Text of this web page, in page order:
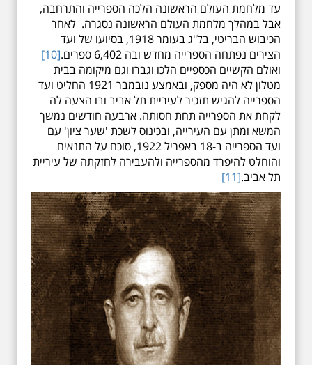
עד מלחמת העולם הראשונה הלכה הספרייה והתרחבה,
אבל במהלך מלחמת העולם הראשונה נסגרה. לאחר
הכיבוש הבריטי, בל"ג בעומר 1918, בסיועו של ועד
הצירים נפתחה הספרייה מחדש ובה 6,402 ספרים.
[10]
ואולם הקשיים הכספיים הלכו וגברו וגם מיקומה בבית
מטלון לא היה מספק, ובאמצע נובמבר 1921 החליט ועד
הספרייה להגיש תזכיר לעיריית תל אביב ובו הצעה לה
לקחת את הספרייה תחת חסותה. ארבעה חודשים נמשך
המשא ומתן עם העירייה, ובכינוס לשכת 'שער ציון' עם
ועד הספרייה ב-18 באפריל 1922, סוכם על התנאים
והוחלט להיפרד מהספרייה ולהעבירה לחזקתה של עיריית
תל אביב.[11]